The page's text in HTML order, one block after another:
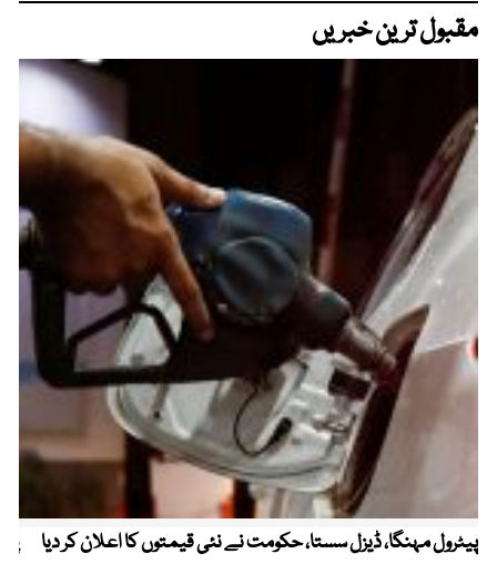
مقبول ترین خبریں
پیٹرول مہنگا، ڈیزل سستا، حکومت نے نئی قیمتوں کا اعلان کر دیا